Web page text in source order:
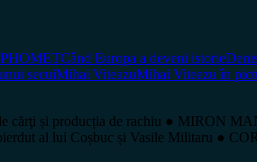
Când Europa a deveni istorie
secuiMihai ViteazuMihai Viteazu în
și producția de rachiu ● MIRON
al lui Coșbuc și Vasile Militaru ●